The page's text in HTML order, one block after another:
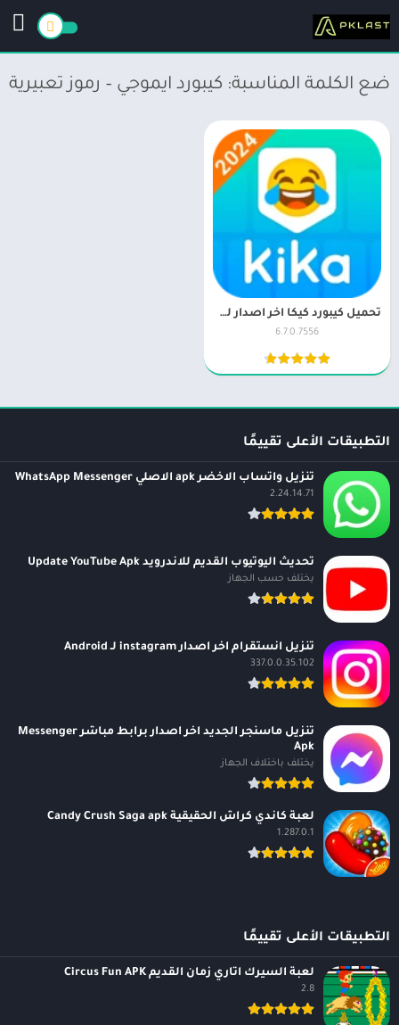
ضع الكلمة المناسبة: كيبورد ايموجي – رموز تعبيرية
تحميل كيبورد كيكا اخر اصدار للاندرويد kika keyboard Apk
6.7.0.7556
التطبيقات الأعلى تقييمًا
تنزيل واتساب الاخضر apk الاصلي WhatsApp Messenger
2.24.14.71
تحديث اليوتيوب القديم للاندرويد Update YouTube Apk
يختلف حسب الجهاز
تنزيل انستقرام اخر اصدار instagram لـ Android
337.0.0.35.102
تنزيل ماسنجر الجديد اخر اصدار برابط مباشر Messenger
Apk
يختلف باختلاف الجهاز
لعبة كاندي كراش الحقيقية Candy Crush Saga apk
1.287.0.1
التطبيقات الأعلى تقييمًا
لعبة السيرك اتاري زمان القديم Circus Fun APK
2.8